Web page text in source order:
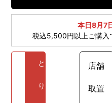
本日8月7
税込5,500円以上ご購入
と
り
店舗
取置